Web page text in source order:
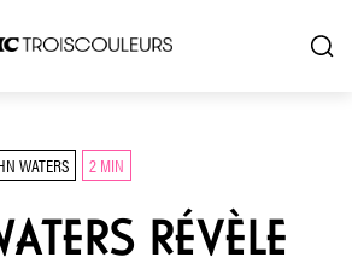
WATERS 2 MIN
RÉVÈLE